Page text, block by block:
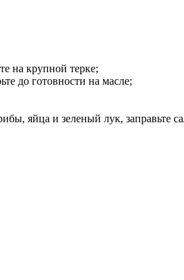
на крупной терке;
до готовности на масле;
яйца и зеленый лук, заправьте